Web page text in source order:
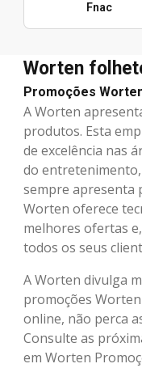
Fnac
Worten
Promoções
A Worten
produtos. Esta
de excelência nas
do
sempre apresenta
Worten oferece
melhores ofertas
todos os seus
A Worten divulga
promoções
online, não perca
Consulte as
em Worten